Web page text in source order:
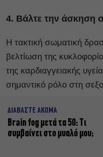
4. Βάλτε την άσκηση
Η τακτική σωματική
βελτίωση της
της καρδιαγγειακής
σημαντικό ρόλο στη
ΔΙΑΒΑΣΤΕ ΑΚΟΜΑ
Brain fog μετά τα 50: Τι
συμβαίνει στο μυαλό μου;